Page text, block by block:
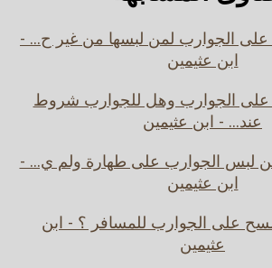
الجوارب لمن لبسها من غير ح... -
ابن عثيمين
الجوارب وهل للجوارب شروط
عند... - ابن عثيمين
لبس الجوارب على طهارة ولم ي... -
ابن عثيمين
على الجوارب للمسافر ؟ - ابن
عثيمين